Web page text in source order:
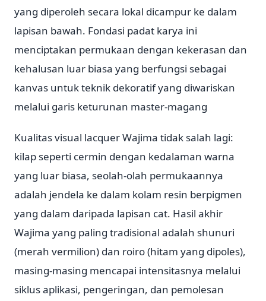
yang diperoleh secara lokal dicampur ke dalam
lapisan bawah. Fondasi padat karya ini
menciptakan permukaan dengan kekerasan dan
kehalusan luar biasa yang berfungsi sebagai
kanvas untuk teknik dekoratif yang diwariskan
melalui garis keturunan master-magang
Kualitas visual lacquer Wajima tidak salah lagi:
kilap seperti cermin dengan kedalaman warna
yang luar biasa, seolah-olah permukaannya
adalah jendela ke dalam kolam resin berpigmen
yang dalam daripada lapisan cat. Hasil akhir
Wajima yang paling tradisional adalah shunuri
(merah vermilion) dan roiro (hitam yang dipoles),
masing-masing mencapai intensitasnya melalui
siklus aplikasi, pengeringan, dan pemolesan